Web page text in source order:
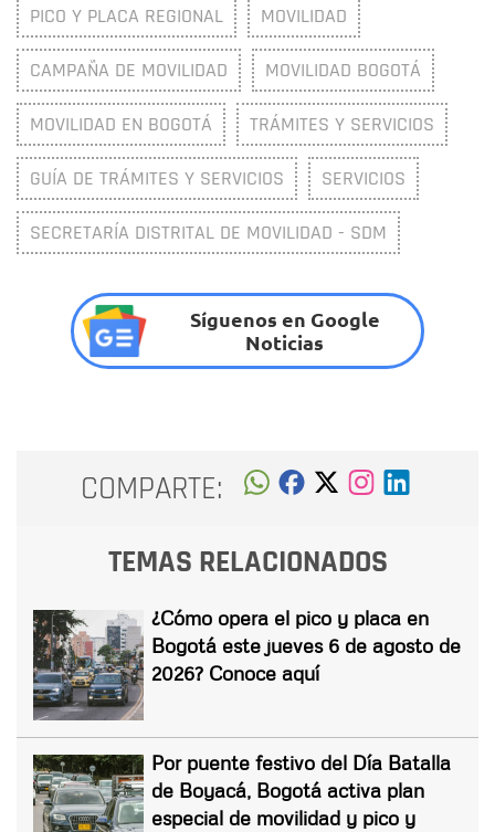
PICO Y PLACA REGIONAL MOVILIDAD
CAMPAÑA DE MOVILIDAD MOVILIDAD BOGOTÁ
MOVILIDAD EN BOGOTÁ TRÁMITES Y SERVICIOS
GUÍA DE TRÁMITES Y SERVICIOS SERVICIOS
SECRETARÍA DISTRITAL DE MOVILIDAD - SDM
Síguenos en Google
Noticias
COMPARTE:
TEMAS RELACIONADOS
¿Cómo opera el pico y placa en
Bogotá este jueves 6 de agosto de
2026? Conoce aquí
Por puente festivo del Día Batalla
de Boyacá, Bogotá activa plan
especial de movilidad y pico y